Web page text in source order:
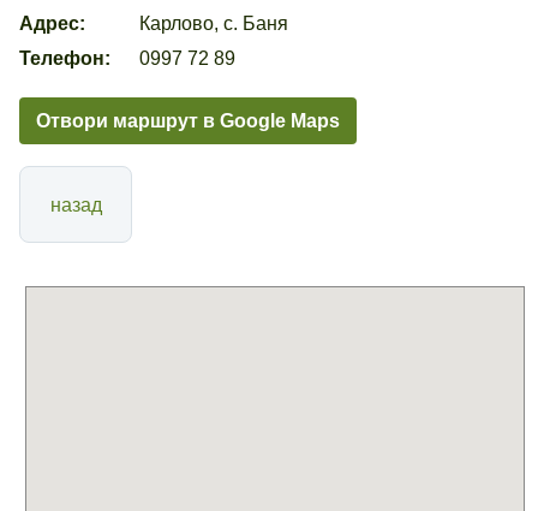
Адрес:
Карлово, с. Баня
Телефон:
0997 72 89
Отвори маршрут в Google Maps
назад